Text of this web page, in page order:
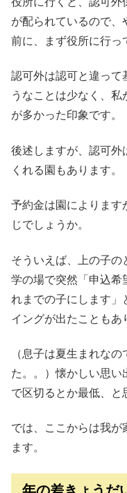
が配られているので、
前に、まず役所に行っ
認可外は認可と違って
うなことは少なく、
が多かった印象です。
後述しますが、認可外
くれる園もあります。
予約金は園によります
じでしょうか。
そういえば、上の子の
学の場で突然「申込希
れまでの子にします」
イングが出たこともあ
（息子は夏生まれな
た。。）懐かしい思い
で区切るとか最低、と
では、ここからは我が
ます。